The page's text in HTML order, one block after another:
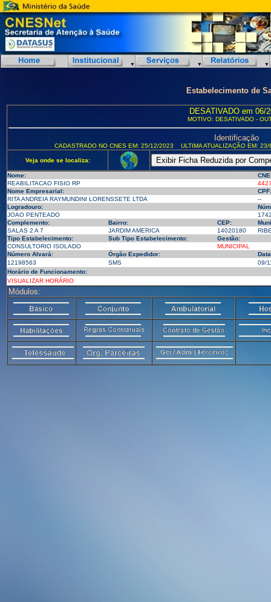
Estabelecimento de
DESATIVADO em 06/
MOTIVO: DESATIVADO -
Identificação
CADASTRADO NO CNES EM: 25/12/2023 ULTIMA ATUALIZAÇÃO EM:
Veja onde se localiza:
Nome:
REABILITACAO FISIO RP
Nome Empresarial:
CPF:
RITA ANDREIA RAYMUNDINI LORENSSETE LTDA
--
Logradouro:
JOAO PENTEADO
Complemento:
Bairro: CEP:
SALAS 2 A 7
JARDIM AMERICA 14020180
Tipo Estabelecimento:
Sub Tipo Estabelecimento:
Gestão:
CONSULTORIO ISOLADO
MUNICIPAL
Número Alvará:
Órgão Expedidor:
12198563
SMS
09/
Horário de Funcionamento:
VISUALIZAR HORÁRIO
Módulos: